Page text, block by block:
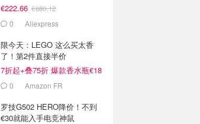
€222.66 €680.12
0 Aliexpress
限今天：LEGO 这么买太香
了！第2件直接半价
7折起+叠75折 爆款香水瓶€18
0 Amazon FR
罗技G502 HERO降价！不到
€30就能入手电竞神鼠